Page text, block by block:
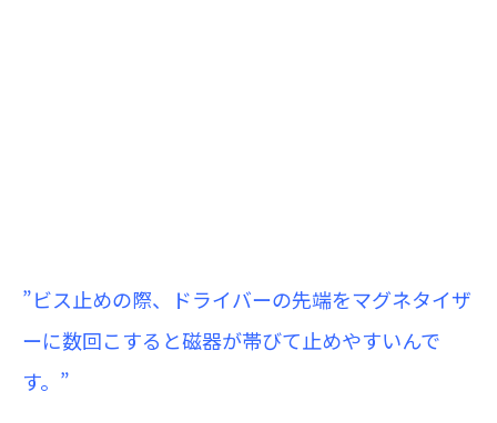
”ビス止めの際、ドライバーの先端をマグネタイザ
ーに数回こすると磁器が帯びて止めやすいんで
す。”